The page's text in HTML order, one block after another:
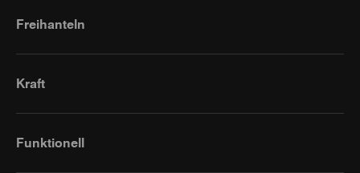
Freihanteln
Kraft
Funktionell